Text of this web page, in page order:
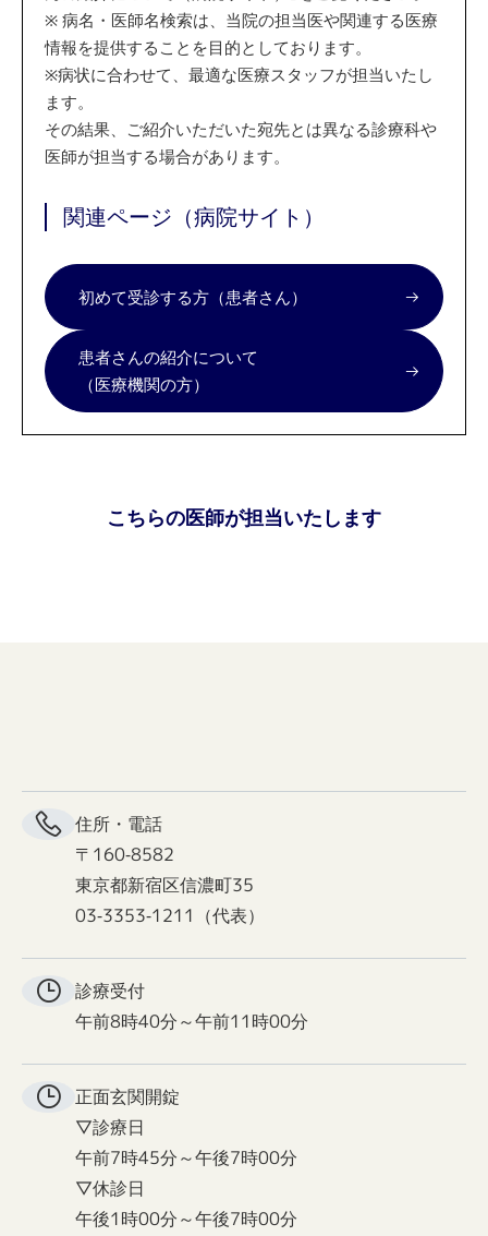
※ 病名・医師名検索は、当院の担当医や関連する医療
情報を提供することを目的としております。
※病状に合わせて、最適な医療スタッフが担当いたし
ます。
その結果、ご紹介いただいた宛先とは異なる診療科や
医師が担当する場合があります。
関連ページ（病院サイト）
初めて受診する方（患者さん）
患者さんの紹介について
（医療機関の方）
こちらの医師が担当いたします
住所・電話
〒160-8582
東京都新宿区信濃町35
03-3353-1211（代表）
診療受付
午前8時40分～午前11時00分
正面玄関開錠
▽診療日
午前7時45分～午後7時00分
▽休診日
午後1時00分～午後7時00分